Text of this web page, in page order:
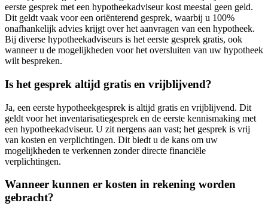
eerste gesprek met een hypotheekadviseur kost meestal geen geld.
Dit geldt vaak voor een oriënterend gesprek, waarbij u 100%
onafhankelijk advies krijgt over het aanvragen van een hypotheek.
Bij diverse hypotheekadviseurs is het eerste gesprek gratis, ook
wanneer u de mogelijkheden voor het oversluiten van uw hypotheek
wilt bespreken.
Is het gesprek altijd gratis en vrijblijvend?
Ja, een eerste hypotheekgesprek is altijd gratis en vrijblijvend. Dit
geldt voor het inventarisatiegesprek en de eerste kennismaking met
een hypotheekadviseur. U zit nergens aan vast; het gesprek is vrij
van kosten en verplichtingen. Dit biedt u de kans om uw
mogelijkheden te verkennen zonder directe financiële
verplichtingen.
Wanneer kunnen er kosten in rekening worden
gebracht?